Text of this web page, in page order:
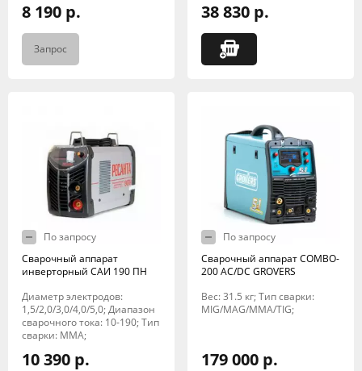
8 190 р.
Запрос
38 830 р.
По запросу
Сварочный аппарат
инверторный САИ 190 ПН
Диаметр электродов:
1,5/2,0/3,0/4,0/5,0; Диапазон
сварочного тока: 10-190; Тип
сварки: MMA;
10 390 р.
По запросу
Сварочный аппарат COMBO-
200 AC/DC GROVERS
Вес: 31.5 кг; Тип сварки:
MIG/MAG/MMA/TIG;
179 000 р.